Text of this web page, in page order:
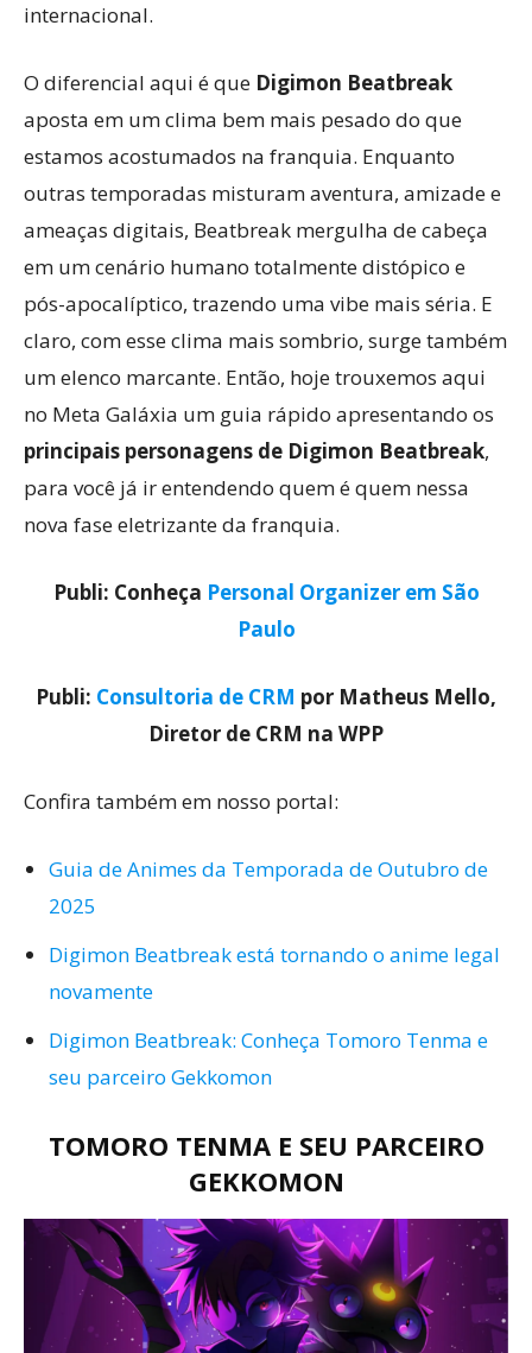
internacional.
O diferencial aqui é que Digimon Beatbreak
aposta em um clima bem mais pesado do que
estamos acostumados na franquia. Enquanto
outras temporadas misturam aventura, amizade e
ameaças digitais, Beatbreak mergulha de cabeça
em um cenário humano totalmente distópico e
pós-apocalíptico, trazendo uma vibe mais séria. E
claro, com esse clima mais sombrio, surge também
um elenco marcante. Então, hoje trouxemos aqui
no Meta Galáxia um guia rápido apresentando os
principais personagens de Digimon Beatbreak,
para você já ir entendendo quem é quem nessa
nova fase eletrizante da franquia.
Publi: Conheça Personal Organizer em São
Paulo
Publi: Consultoria de CRM por Matheus Mello,
Diretor de CRM na WPP
Confira também em nosso portal:
Guia de Animes da Temporada de Outubro de
2025
Digimon Beatbreak está tornando o anime legal
novamente
Digimon Beatbreak: Conheça Tomoro Tenma e
seu parceiro Gekkomon
TOMORO TENMA E SEU PARCEIRO
GEKKOMON